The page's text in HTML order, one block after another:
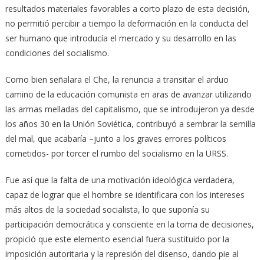
resultados materiales favorables a corto plazo de esta decisión,
no permitió percibir a tiempo la deformación en la conducta del
ser humano que introducía el mercado y su desarrollo en las
condiciones del socialismo.
Como bien señalara el Che, la renuncia a transitar el arduo
camino de la educación comunista en aras de avanzar utilizando
las armas melladas del capitalismo, que se introdujeron ya desde
los años 30 en la Unión Soviética, contribuyó a sembrar la semilla
del mal, que acabaría –junto a los graves errores políticos
cometidos- por torcer el rumbo del socialismo en la URSS.
Fue así que la falta de una motivación ideológica verdadera,
capaz de lograr que el hombre se identificara con los intereses
más altos de la sociedad socialista, lo que suponía su
participación democrática y consciente en la toma de decisiones,
propició que este elemento esencial fuera sustituido por la
imposición autoritaria y la represión del disenso, dando pie al